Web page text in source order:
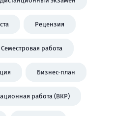
Рецензия
Семестровая работа
Бизнес-план
работа (ВКР)